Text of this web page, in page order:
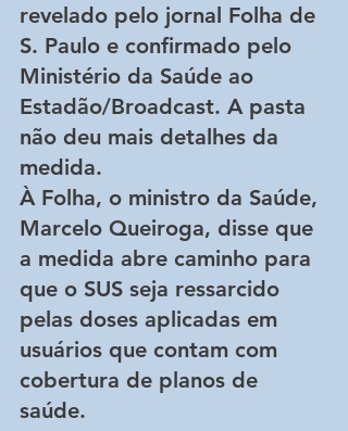
revelado pelo jornal Folha de
S. Paulo e confirmado pelo
Ministério da Saúde ao
Estadão/Broadcast. A pasta
não deu mais detalhes da
medida.
À Folha, o ministro da Saúde,
Marcelo Queiroga, disse que
a medida abre caminho para
que o SUS seja ressarcido
pelas doses aplicadas em
usuários que contam com
cobertura de planos de
saúde.